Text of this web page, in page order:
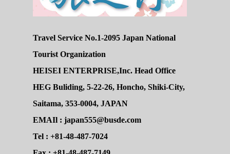
Travel Service No.1-2095 Japan National
Tourist Organization
HEISEI ENTERPRISE,Inc. Head Office
HEG Buliding, 5-22-26, Honcho, Shiki-City,
Saitama, 353-0004, JAPAN
EMAIl : japan555@busde.com
Tel : +81-48-487-7024